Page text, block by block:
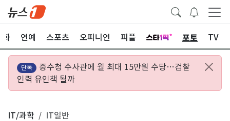
화 연예 스포츠 오피니언 피플 포토 TV
단독
중수청 수사관에 월 최대 15만원 수당…검찰
인력 유인책 될까
IT/과학 IT일반